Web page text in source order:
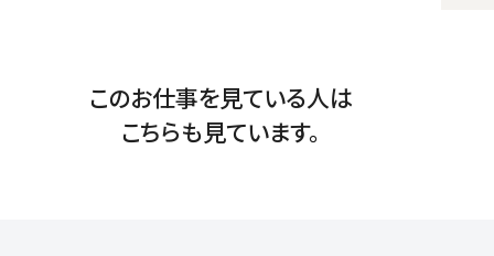
このお仕事を見ている人は
こちらも見ています。